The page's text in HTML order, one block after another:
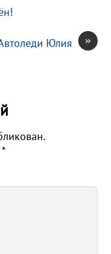
»
Юлия
*